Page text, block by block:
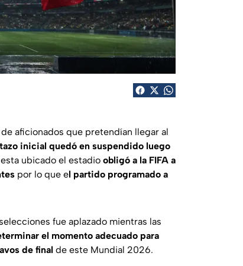
aficionados que pretendían llegar al
inicial quedó en suspendido luego
ubicado el estadio obligó a la FIFA a
por lo que el partido programado a
fue aplazado mientras las
el momento adecuado para
de final de este Mundial 2026.